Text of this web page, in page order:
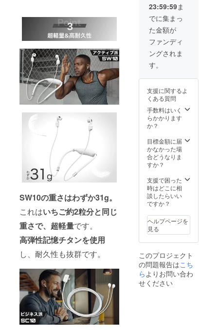
SW10の重さはわずか31g。
これはいちご約2粒分と同じ
重さで、超軽量です。
高弾性記憶チタンを使用
し、耐久性も抜群です。
23:59:59ま
でに集まっ
た金額が
ファンディ
ングされま
す。
支援に関するよ
くある質問
手数料はいく
らかかります
か？
目標金額に届
かなかった場
合どうなりま
すか？
支援で困った
時はどこに相
談したらいい
ですか？
ヘルプページを
見る
このプロジェクト
の問題報告はこち
ら よりお問い合わ
せください